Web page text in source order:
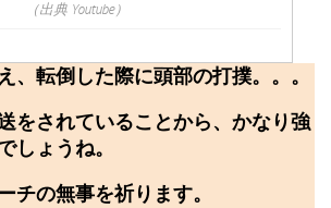
（出典 Youtube）
、転倒した際に頭部の打撲。。。
をされていることから、かなり強
しょうね。
チの無事を祈ります。